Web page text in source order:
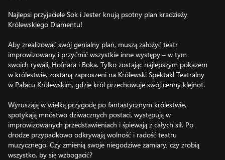
Najlepsi przyjaciele Sok i Jester knują psotny plan kradzieży
Królewskiego Diamentu!
Aby zrealizować swój genialny plan, muszą założyć teatr
improwizowany i przyćmić wszystkie inne występy – w tym
swoich rywali, Hofnara i Boka. Tylko zostając najlepszym pokazem
w królestwie, zostaną zaproszeni na Królewski Spektakl Teatralny
w Pałacu Królewskim, gdzie król przechowuje swój cenny klejnot.
Wyruszają w wielką przygodę po fantastycznym królestwie,
spotykają mnóstwo dziwacznych postaci, występują w
improwizowanych przedstawieniach i śpiewają z całych sił. Po
drodze przypadkowo odkrywają wolność i radość teatru
muzycznego. Czy zmienią swoje niegodziwe zamiary, czy zrobią
wszystko, by się wzbogacić?